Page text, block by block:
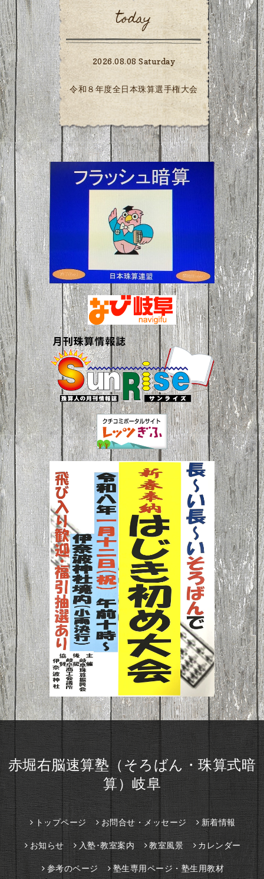
today
2026.08.08 Saturday
令和８年度全日本珠算選手権大会
赤堀右脳速算塾（そろばん・珠算式暗
算）岐阜
トップページ お問合せ・メッセージ 新着情報
お知らせ 入塾･教室案内 教室風景 カレンダー
参考のページ 塾生専用ページ・塾生用教材